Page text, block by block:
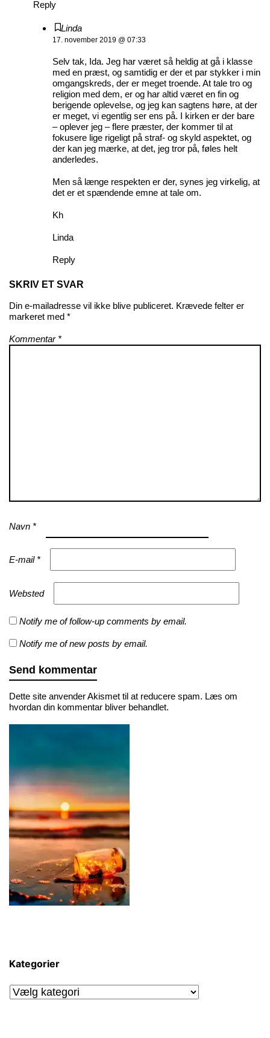
Reply
Linda
17. november 2019 @ 07:33
Selv tak, Ida. Jeg har været så heldig at gå i klasse
med en præst, og samtidig er der et par stykker i min
omgangskreds, der er meget troende. At tale tro og
religion med dem, er og har altid været en fin og
berigende oplevelse, og jeg kan sagtens høre, at der
er meget, vi egentlig ser ens på. I kirken er der bare
– oplever jeg – flere præster, der kommer til at
fokusere lige rigeligt på straf- og skyld aspektet, og
der kan jeg mærke, at det, jeg tror på, føles helt
anderledes.
Men så længe respekten er der, synes jeg virkelig, at
det er et spændende emne at tale om.
Kh
Linda
Reply
SKRIV ET SVAR
Din e-mailadresse vil ikke blive publiceret. Krævede felter er
markeret med *
Kommentar *
Navn *
E-mail *
Websted
Notify me of follow-up comments by email.
Notify me of new posts by email.
Dette site anvender Akismet til at reducere spam. Læs om
hvordan din kommentar bliver behandlet.
Kategorier
Kategorier